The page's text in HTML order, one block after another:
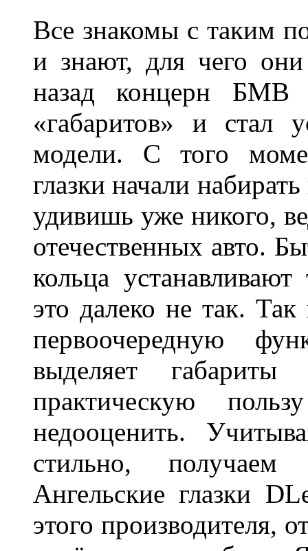
Все знакомы с таким
и знают, для чего
назад концерн БМВ
«габаритов» и стал
модели. С того
глазки начали
удивишь уже никого,
отечественных авто.
кольца
это далеко не так. Так
первоочередную
выделяет
практическую
недооценить.
стильно,
Ангельские глазки
этого производителя,